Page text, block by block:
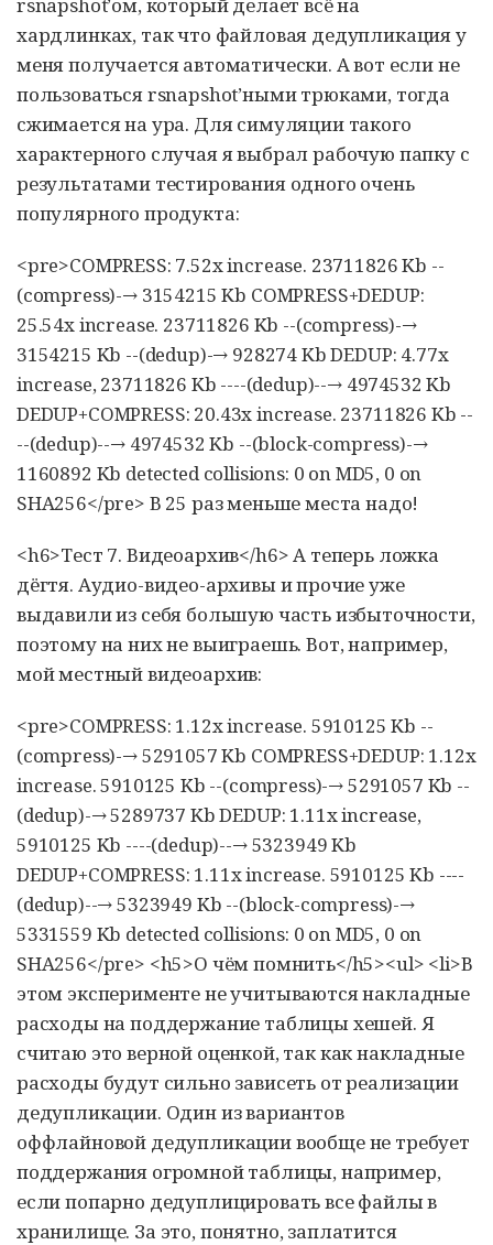
хардлинках, так что файловая дедупликация у
меня получается автоматически. А вот если не
пользоваться rsnapshot’ными трюками, тогда
сжимается на ура. Для симуляции такого
характерного случая я выбрал рабочую папку с
результатами тестирования одного очень
популярного продукта:
<pre>COMPRESS: 7.52x increase. 23711826 Kb --
(compress)-→ 3154215 Kb COMPRESS+DEDUP:
25.54x increase. 23711826 Kb --(compress)-→
3154215 Kb --(dedup)-→ 928274 Kb DEDUP: 4.77x
increase, 23711826 Kb ----(dedup)--→ 4974532 Kb
DEDUP+COMPRESS: 20.43x increase. 23711826 Kb --
--(dedup)--→ 4974532 Kb --(block-compress)-→
1160892 Kb detected collisions: 0 on MD5, 0 on
SHA256</pre> В 25 раз меньше места надо!
<h6>Тест 7. Видеоархив</h6> А теперь ложка
дёгтя. Аудио-видео-архивы и прочие уже
выдавили из себя большую часть избыточности,
поэтому на них не выиграешь. Вот, например,
мой местный видеоархив:
<pre>COMPRESS: 1.12x increase. 5910125 Kb --
(compress)-→ 5291057 Kb COMPRESS+DEDUP: 1.12x
increase. 5910125 Kb --(compress)-→ 5291057 Kb --
(dedup)-→ 5289737 Kb DEDUP: 1.11x increase,
5910125 Kb ----(dedup)--→ 5323949 Kb
DEDUP+COMPRESS: 1.11x increase. 5910125 Kb ----
(dedup)--→ 5323949 Kb --(block-compress)-→
5331559 Kb detected collisions: 0 on MD5, 0 on
SHA256</pre> <h5>О чём помнить</h5><ul> <li>В
этом эксперименте не учитываются накладные
расходы на поддержание таблицы хешей. Я
считаю это верной оценкой, так как накладные
расходы будут сильно зависеть от реализации
дедупликации. Один из вариантов
оффлайновой дедупликации вообще не требует
поддержания огромной таблицы, например,
если попарно дедуплицировать все файлы в
хранилище. За это, понятно, заплатится